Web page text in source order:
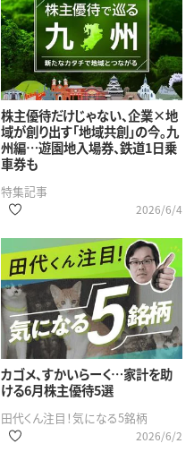
株主優待だけじゃない、企業×地
域が創り出す「地域共創」の今。九
州編…遊園地入場券、鉄道1日乗
車券も
特集記事
2026/6/4
カゴメ、すかいらーく…家計を助
ける6月株主優待5選
田代くん注目！気になる5銘柄
2026/6/2